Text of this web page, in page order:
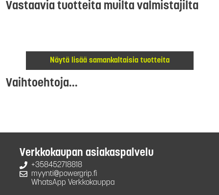
Vastaavia tuotteita muilta valmistajilta
Näytä lisää samankaltaisia tuotteita
Vaihtoehtoja...
Verkkokaupan asiakaspalvelu
+358452718818
myynti@powergrip.fi
WhatsApp Verkkokauppa